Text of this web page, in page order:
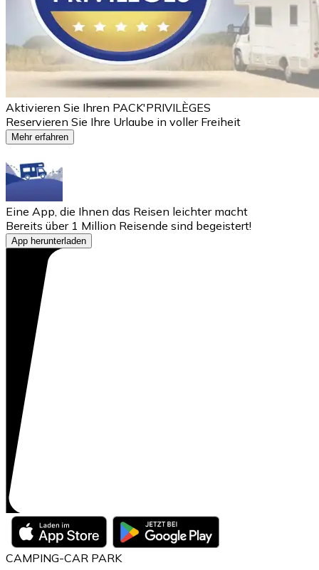
Aktivieren Sie Ihren PACK'PRIVILÈGES
Reservieren Sie Ihre Urlaube in voller Freiheit
Mehr erfahren
Eine App, die Ihnen das Reisen leichter macht
Bereits über 1 Million Reisende sind begeistert!
App herunterladen
CAMPING-CAR PARK